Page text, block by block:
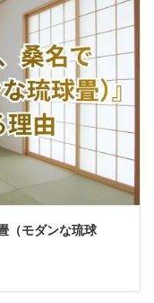
（モダンな琉球